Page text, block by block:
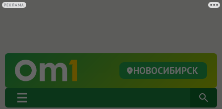
НОВОСИБИРСК
РЕКЛАМА